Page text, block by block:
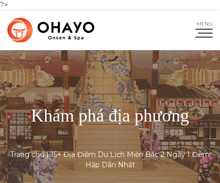
?>
Khám phá địa phương
Trang chủ|15+ Địa Điểm Du Lịch Miền Bắc 2 Ngày 1 Đêm
Hấp Dẫn Nhất